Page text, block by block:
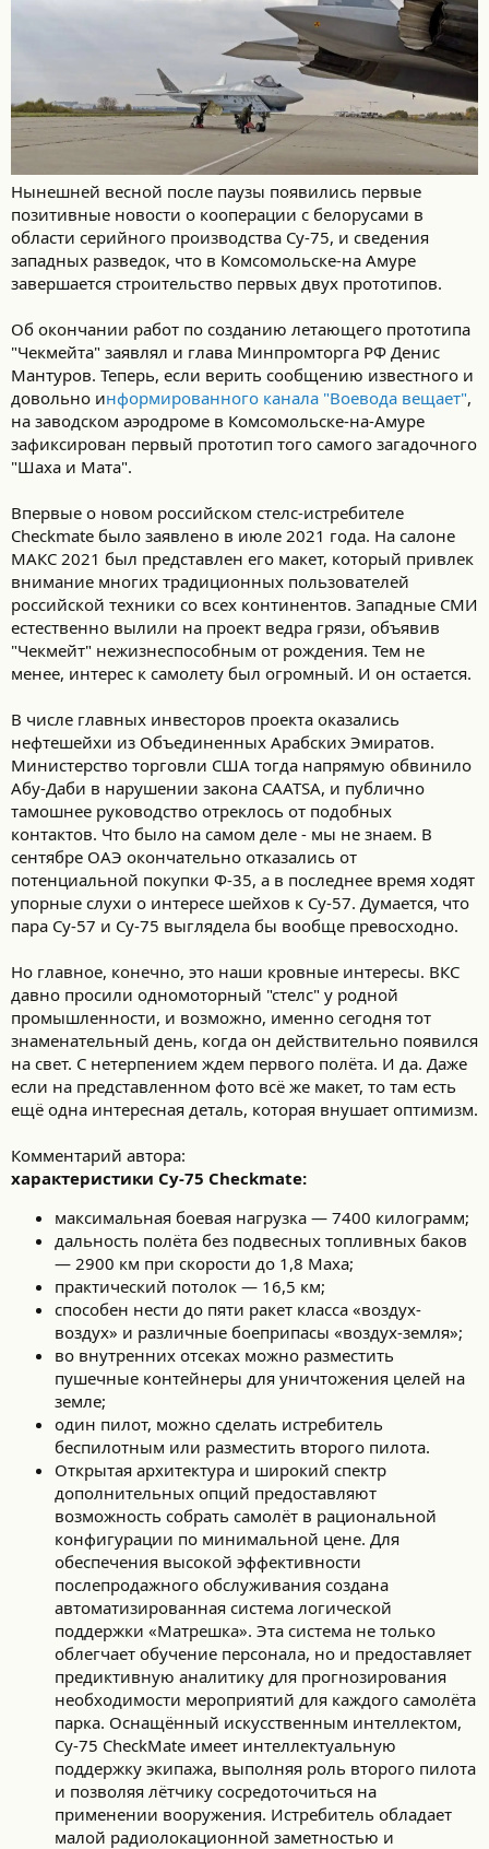
Нынешней весной после паузы появились первые
позитивные новости о кооперации с белорусами в
области серийного производства Су-75, и сведения
западных разведок, что в Комсомольске-на Амуре
завершается строительство первых двух прототипов.
Об окончании работ по созданию летающего прототипа
"Чекмейта" заявлял и глава Минпромторга РФ Денис
Мантуров. Теперь, если верить сообщению известного и
довольно информированного канала "Воевода вещает",
на заводском аэродроме в Комсомольске-на-Амуре
зафиксирован первый прототип того самого загадочного
"Шаха и Мата".
Впервые о новом российском стелс-истребителе
Checkmate было заявлено в июле 2021 года. На салоне
МАКС 2021 был представлен его макет, который привлек
внимание многих традиционных пользователей
российской техники со всех континентов. Западные СМИ
естественно вылили на проект ведра грязи, объявив
"Чекмейт" нежизнеспособным от рождения. Тем не
менее, интерес к самолету был огромный. И он остается.
В числе главных инвесторов проекта оказались
нефтешейхи из Объединенных Арабских Эмиратов.
Министерство торговли США тогда напрямую обвинило
Абу-Даби в нарушении закона CAATSA, и публично
тамошнее руководство отреклось от подобных
контактов. Что было на самом деле - мы не знаем. В
сентябре ОАЭ окончательно отказались от
потенциальной покупки Ф-35, а в последнее время ходят
упорные слухи о интересе шейхов к Су-57. Думается, что
пара Су-57 и Су-75 выглядела бы вообще превосходно.
Но главное, конечно, это наши кровные интересы. ВКС
давно просили одномоторный "стелс" у родной
промышленности, и возможно, именно сегодня тот
знаменательный день, когда он действительно появился
на свет. С нетерпением ждем первого полёта. И да. Даже
если на представленном фото всё же макет, то там есть
ещё одна интересная деталь, которая внушает оптимизм.
Комментарий автора:
характеристики Су-75 Checkmate:
максимальная боевая нагрузка — 7400 килограмм;
дальность полёта без подвесных топливных баков
— 2900 км при скорости до 1,8 Маха;
практический потолок — 16,5 км;
способен нести до пяти ракет класса «воздух-
воздух» и различные боеприпасы «воздух-земля»;
во внутренних отсеках можно разместить
пушечные контейнеры для уничтожения целей на
земле;
один пилот, можно сделать истребитель
беспилотным или разместить второго пилота.
Открытая архитектура и широкий спектр
дополнительных опций предоставляют
возможность собрать самолёт в рациональной
конфигурации по минимальной цене. Для
обеспечения высокой эффективности
послепродажного обслуживания создана
автоматизированная система логической
поддержки «Матрешка». Эта система не только
облегчает обучение персонала, но и предоставляет
предиктивную аналитику для прогнозирования
необходимости мероприятий для каждого самолёта
парка. Оснащённый искусственным интеллектом,
Су-75 CheckMate имеет интеллектуальную
поддержку экипажа, выполняя роль второго пилота
и позволяя лётчику сосредоточиться на
применении вооружения. Истребитель обладает
малой радиолокационной заметностью и